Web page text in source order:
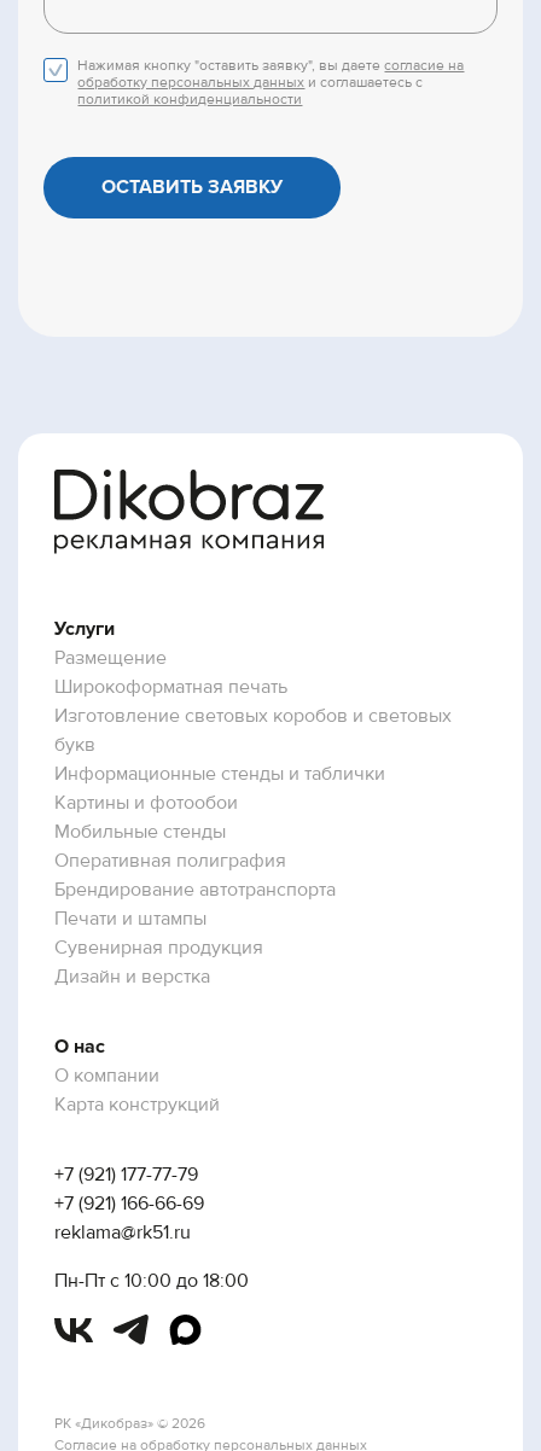
Нажимая кнопку "оставить заявку", вы даетесогласие на
обработку персональных данных и соглашаетесь с
политикой конфиденциальности
ОСТАВИТЬ ЗАЯВКУ
Услуги
Размещение
Широкоформатная печать
Изготовление световых коробов и световых
букв
Информационные стенды и таблички
Картины и фотообои
Мобильные стенды
Оперативная полиграфия
Брендирование автотранспорта
Печати и штампы
Сувенирная продукция
Дизайн и верстка
О нас
О компании
Карта конструкций
+7 (921) 177-77-79
+7 (921) 166-66-69
reklama@rk51.ru
Пн-Пт с 10:00 до 18:00
РК «Дикобраз» © 2026
Согласие на обработку персональных данных